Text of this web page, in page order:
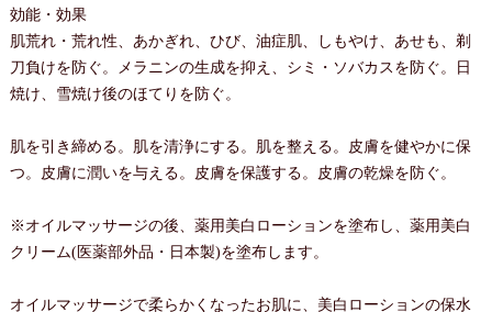
効能・効果
肌荒れ・荒れ性、あかぎれ、ひび、油症肌、しもやけ、あせも、剃
刀負けを防ぐ。メラニンの生成を抑え、シミ・ソバカスを防ぐ。日
焼け、雪焼け後のほてりを防ぐ。
肌を引き締める。肌を清浄にする。肌を整える。皮膚を健やかに保
つ。皮膚に潤いを与える。皮膚を保護する。皮膚の乾燥を防ぐ。
※オイルマッサージの後、薬用美白ローションを塗布し、薬用美白
クリーム(医薬部外品・日本製)を塗布します。
オイルマッサージで柔らかくなったお肌に、美白ローションの保水